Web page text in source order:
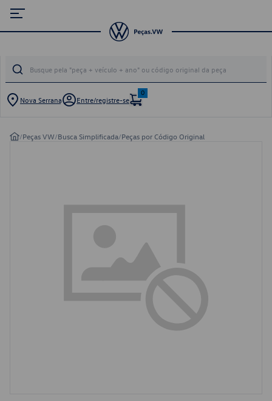
Nova Serrana Entre/registre-se
0
/Peças VW/Busca Simplificada/Peças por Código Original